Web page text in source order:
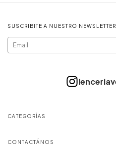
SUSCRIBITE A NUESTRO NEWSLETTER
CATEGORÍAS
CONTACTÁNOS